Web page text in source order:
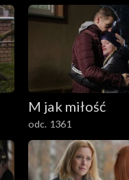
M jak miłość
odc. 1361